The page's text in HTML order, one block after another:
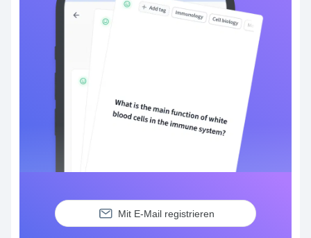
Mit E-Mail registrieren